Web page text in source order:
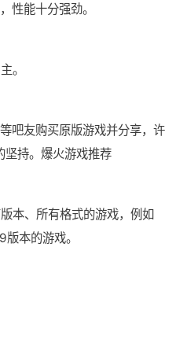
性能十分强劲。
。
吧友购买原版游戏并分享，许
持。爆火游戏推荐
本、所有格式的游戏，例如
本的游戏。